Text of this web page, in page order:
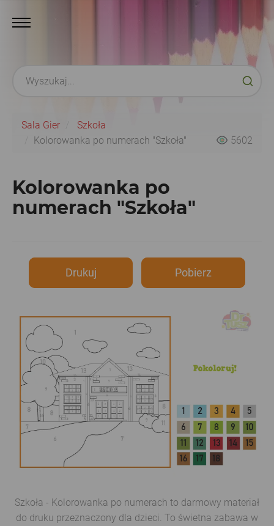
Sala Gier
Szkoła
Kolorowanka po numerach "Szkoła"
5602
Kolorowanka po
numerach "Szkoła"
Drukuj Pobierz
Szkoła - Kolorowanka po numerach to darmowy materiał
do druku przeznaczony dla dzieci. To świetna zabawa w